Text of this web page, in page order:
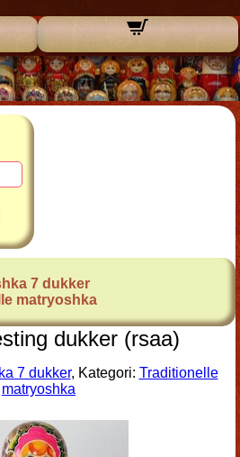
7 dukker
matryoshka
dukker (rsaa)
7 dukker, Kategori: Traditionelle
matryoshka